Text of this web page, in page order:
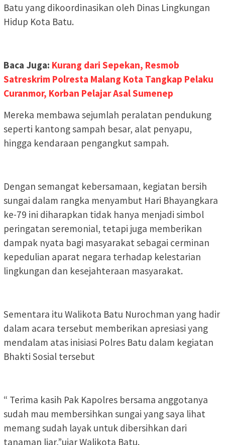
Batu yang dikoordinasikan oleh Dinas Lingkungan
Hidup Kota Batu.
Baca Juga: Kurang dari Sepekan, Resmob
Satreskrim Polresta Malang Kota Tangkap Pelaku
Curanmor, Korban Pelajar Asal Sumenep
Mereka membawa sejumlah peralatan pendukung
seperti kantong sampah besar, alat penyapu,
hingga kendaraan pengangkut sampah.
Dengan semangat kebersamaan, kegiatan bersih
sungai dalam rangka menyambut Hari Bhayangkara
ke-79 ini diharapkan tidak hanya menjadi simbol
peringatan seremonial, tetapi juga memberikan
dampak nyata bagi masyarakat sebagai cerminan
kepedulian aparat negara terhadap kelestarian
lingkungan dan kesejahteraan masyarakat.
Sementara itu Walikota Batu Nurochman yang hadir
dalam acara tersebut memberikan apresiasi yang
mendalam atas inisiasi Polres Batu dalam kegiatan
Bhakti Sosial tersebut
“ Terima kasih Pak Kapolres bersama anggotanya
sudah mau membersihkan sungai yang saya lihat
memang sudah layak untuk dibersihkan dari
tanaman liar,”ujar Walikota Batu.